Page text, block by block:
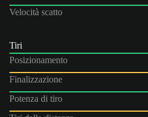
Velocità scatto
Tiri
Posizionamento
Finalizzazione
Potenza di tiro